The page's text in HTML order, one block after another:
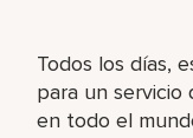
Todos los días,
para un servicio
en todo el